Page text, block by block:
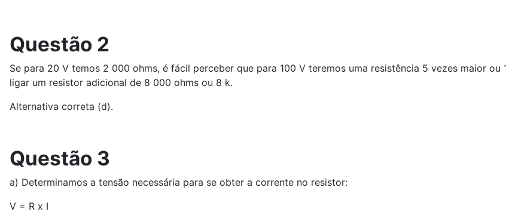
Questão 2
Se para 20 V temos 2 000 ohms, é fácil perceber que para 100 V teremos uma resistência 5 vezes maior
ligar um resistor adicional de 8 000 ohms ou 8 k.
Alternativa correta (d).
Questão 3
a) Determinamos a tensão necessária para se obter a corrente no resistor:
V = R x I